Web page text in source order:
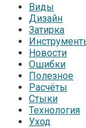
Виды
Дизайн
Затирка
Новости
Ошибки
Полезное
Расчёты
Стыки
Технология
Уход